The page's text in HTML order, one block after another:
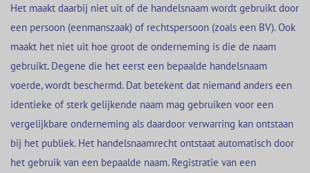
Het maakt daarbij niet uit of de handelsnaam wordt gebruikt door
een persoon (eenmanszaak) of rechtspersoon (zoals een BV). Ook
maakt het niet uit hoe groot de onderneming is die de naam
gebruikt. Degene die het eerst een bepaalde handelsnaam
voerde, wordt beschermd. Dat betekent dat niemand anders een
identieke of sterk gelijkende naam mag gebruiken voor een
vergelijkbare onderneming als daardoor verwarring kan ontstaan
bij het publiek. Het handelsnaamrecht ontstaat automatisch door
het gebruik van een bepaalde naam. Registratie van een